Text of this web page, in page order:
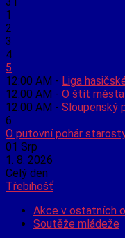
1
2
3
4
5
12:00 AM - Liga
12:00 AM - O štít
12:00 AM - Sloupenský
6
O putovní pohár
01 Srp
1. 8. 2026
Celý den
Třebihošť
Akce v ostatních
Soutěže mládeže